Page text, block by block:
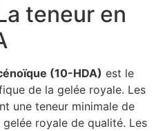
teneur en
(10-HDA) est le
de la gelée royale. Les
une teneur minimale de
gelée royale de qualité. Les